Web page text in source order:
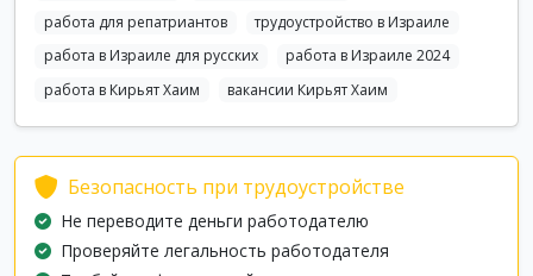
работа для репатриантов
трудоустройство в Израиле
работа в Израиле для русских
работа в Израиле 2024
работа в Кирьят Хаим
вакансии Кирьят Хаим
Безопасность при трудоустройстве
Не переводите деньги работодателю
Проверяйте легальность работодателя